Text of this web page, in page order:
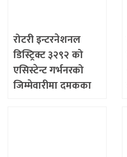
रोटरी इन्टरनेशनल
डिस्ट्रिक्ट ३२९२ को
एसिस्टेन्ट गर्भनरको
जिम्मेवारीमा दमकका